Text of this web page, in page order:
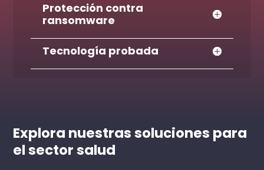
Protección contra
ransomware
Tecnología probada
Explora nuestras soluciones para
el sector salud